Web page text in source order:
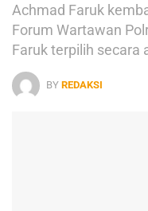
Achmad Faruk
Forum Wartawan
Faruk terpilih secara
BY REDAKSI